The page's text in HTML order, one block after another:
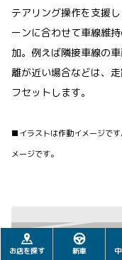
テアリング操作を支援
ーンに合わせて車線維
加。例えば隣接車線の
離が近い場合などは、
フセットします。
■イラストは作動イメージで
メージです。
お店を探す 新車